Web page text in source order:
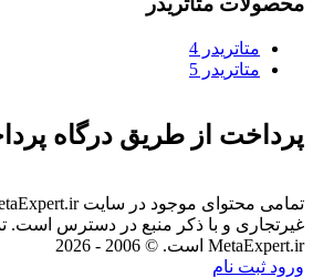
متاتريدر 4
متاتريدر 5
پرداخت از طریق درگاه
غیرتجاری و با ذکر منبع در دسترس است.
MetaExpert.ir است. © 2006 - 2026
ورود ثبت نام